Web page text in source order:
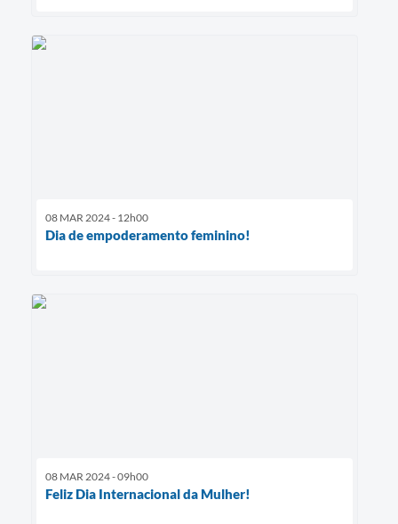
08 MAR 2024 - 12h00
Dia de empoderamento feminino!
08 MAR 2024 - 09h00
Feliz Dia Internacional da Mulher!